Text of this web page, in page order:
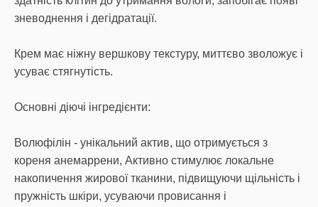
зневоднення і дегідратації.
Крем має ніжну вершкову текстуру, миттєво зволожує і
усуває стягнутість.
Основні діючі інгредієнти:
Волюфілін - унікальний актив, що отримується з
кореня анемаррени, Активно стимулює локальне
накопичення жирової тканини, підвищуючи щільність і
пружність шкіри, усуваючи провисання і